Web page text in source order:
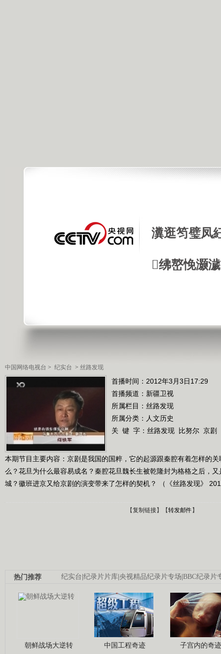
瀵逛笉璧凤
绋嶅悗灏
中国网络电视台 > 纪实台 > 丝路发现
首播时间：2012年3月3日17:29
首播频道： 新疆卫视
所属栏目： 丝路发现
所属分类：人文历史
关 键 字： 丝路发现 比努尔 京剧
本期节目主要内容：京剧是我国的国粹，它的起源跟秦腔有着怎样的
么？花旦为什么最容易成名？秦腔花旦魏长生被乾隆封为格格之后，
城？徽班进京又给京剧的演变带来了怎样的契机？ （《丝路发现》
【复制链接】【转发邮件】
纪实台|纪录片片库|央视精品纪录片专场|BBC纪录片
热门推荐
朝鲜战场大逆转 中国工程奇迹 子宫内的奇迹